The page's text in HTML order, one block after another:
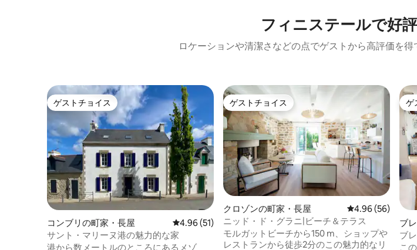
フィニステールで好
ロケーションや清潔さなどの点でゲストから高評価を
ゲストチョイス
ゲストチョイス
コンブリの町家・長屋 レビュー51件、5つ星中4.96つ星の平均評価
4.96 (51)
サント・マリーヌ港の魅力的な家
港から数メートルのところにあるメゾ
ゲストチョイス
ゲストチョイス
クロゾンの町家・長屋 レビュー56件、
4.96 (56)
ニッド・ド・グラニ|ビーチ＆テラス
モルガットビーチから150 m、ショップや
レストランから徒歩2分のこの魅力的なリ
ゲ
ブ
ブ
か
こ